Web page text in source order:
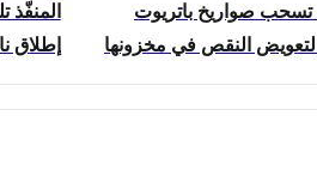
صواريخ باتريوت
لتعويض النقص في مخزونها
إطلاق